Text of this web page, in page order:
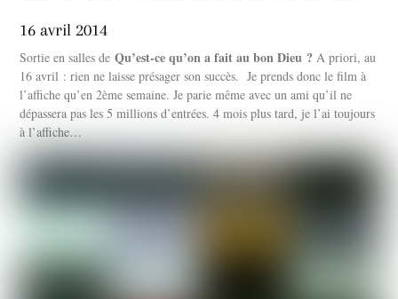
16 avril 2014
Sortie en salles deQu’est-ce qu’on a fait au bon Dieu ? A priori, au
16 avril : rien ne laisse présager son succès. Je prends donc le film à
l’affiche qu’en 2ème semaine. Je parie même avec un ami qu’il ne
dépassera pas les 5 millions d’entrées. 4 mois plus tard, je l’ai toujours
à l’affiche…